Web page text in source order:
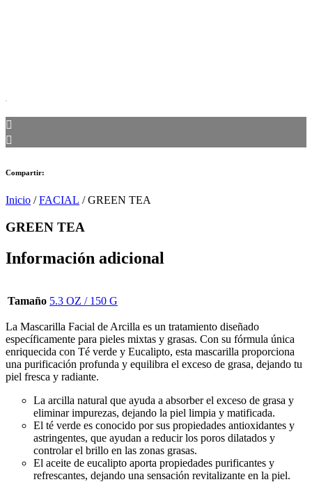
Compartir:
Inicio /FACIAL / GREEN TEA
GREEN TEA
Información adicional
Tamaño 5.3 OZ / 150 G
La Mascarilla Facial de Arcilla es un tratamiento diseñado
específicamente para pieles mixtas y grasas. Con su fórmula única
enriquecida con Té verde y Eucalipto, esta mascarilla proporciona
una purificación profunda y equilibra el exceso de grasa, dejando tu
piel fresca y radiante.
La arcilla natural que ayuda a absorber el exceso de grasa y
eliminar impurezas, dejando la piel limpia y matificada.
El té verde es conocido por sus propiedades antioxidantes y
astringentes, que ayudan a reducir los poros dilatados y
controlar el brillo en las zonas grasas.
El aceite de eucalipto aporta propiedades purificantes y
refrescantes, dejando una sensación revitalizante en la piel.